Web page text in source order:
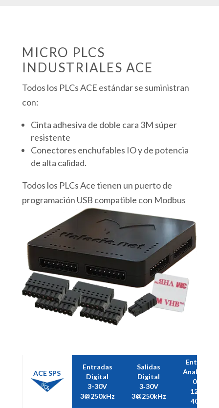
MICRO PLCS
INDUSTRIALES ACE
Todos los PLCs ACE estándar se suministran
con:
Cinta adhesiva de doble cara 3M súper
resistente
Conectores enchufables IO y de potencia
de alta calidad.
Todos los PLCs Ace tienen un puerto de
programación USB compatible con Modbus
ACE SPS
Entradas
Digital
3-30V
3@250kHz
Salidas
Digital
3‑30V
3@250kHz
Entradas
Analógicas
0-5V
12bits
4096p